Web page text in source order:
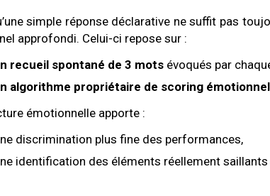
simple réponse déclarative ne suffit pas
approfondi. Celui-ci repose sur :
recueil spontané de 3 mots évoqués par
algorithme propriétaire de scoring émotionnel
émotionnelle apporte :
discrimination plus fine des performances,
identification des éléments réellement